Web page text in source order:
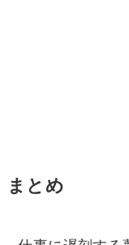
まとめ